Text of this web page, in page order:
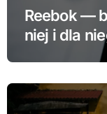
Reebok —
niej i dla